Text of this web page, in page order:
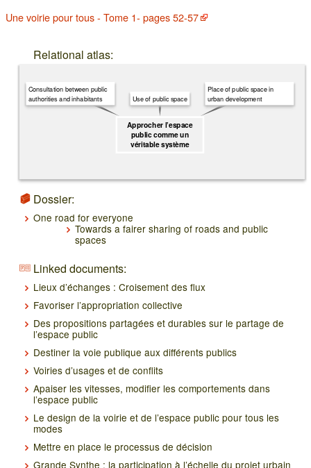
Une voirie pour tous - Tome 1- pages 52-57
Relational atlas:
Approcher l’espace
public comme un
véritable système
Place of public space in
urban development
Use of public space
Consultation between public
authorities and inhabitants
Dossier:
One road for everyone
Towards a fairer sharing of roads and public
spaces
Linked documents:
Lieux d’échanges : Croisement des flux
Favoriser l’appropriation collective
Des propositions partagées et durables sur le partage de
l’espace public
Destiner la voie publique aux différents publics
Voiries d’usages et de conflits
Apaiser les vitesses, modifier les comportements dans
l’espace public
Le design de la voirie et de l’espace public pour tous les
modes
Mettre en place le processus de décision
Grande Synthe : la participation à l’échelle du projet urbain